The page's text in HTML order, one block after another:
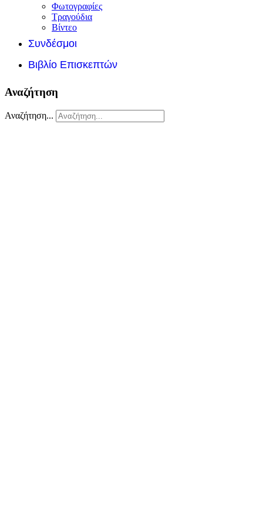
Φωτογραφίες
Τραγούδια
Βίντεο
Συνδέσμοι
Βιβλίο Επισκεπτών
Αναζήτηση
Αναζήτηση...